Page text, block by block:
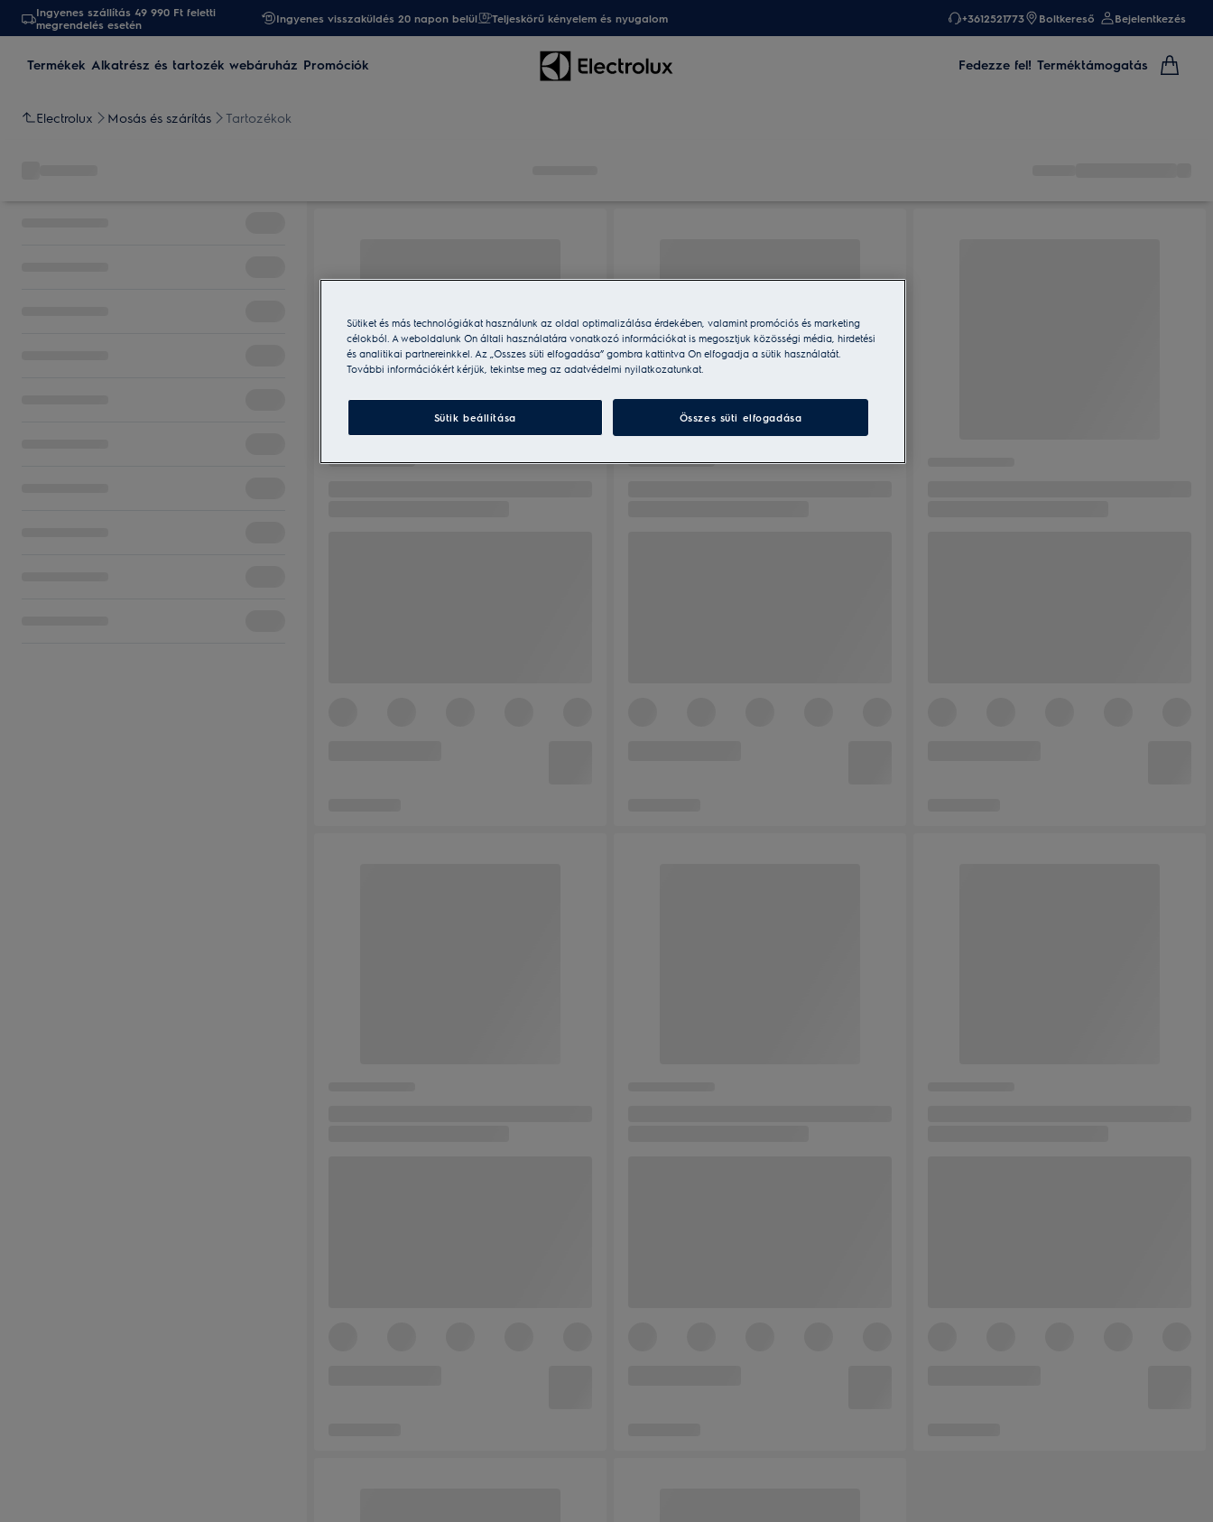
Ingyenes szállítás 49 990 Ft feletti
megrendelés esetén
Ingyenes visszaküldés 20 napon belül Teljeskörű kényelem és nyugalom +3612521773 Boltkereső Bejelentkezés
Termékek Alkatrész és tartozék webáruház Promóciók Fedezze fel! Terméktámogatás
Electrolux Mosás és szárítás Tartozékok
Sütiket és más technológiákat használunk az oldal optimalizálása érdekében, valamint promóciós és marketing
célokból. A weboldalunk Ön általi használatára vonatkozó információkat is megosztjuk közösségi média, hirdetési
és analitikai partnereinkkel. Az „Összes süti elfogadása” gombra kattintva Ön elfogadja a sütik használatát.
További információkért kérjük, tekintse meg az adatvédelmi nyilatkozatunkat.
Sütik beállítása Összes süti elfogadása